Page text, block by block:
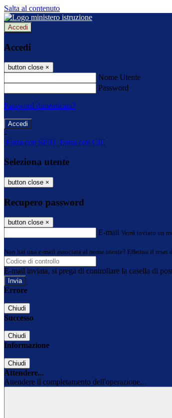
Salta al contenuto
Accedi
Accedi
button close ×
Nome Utente
Password
Password dimenticata?
-
Entra con SPID Entra con CIE
Seleziona utente
button close ×
Recupero password
button close ×
E-mail Verrà inviato un
Non hai una e-mail associata al nome utente? Effettua il reset
E-mail inviata, si prega di controllare la casella di
Errore
Chiudi
Successo
Chiudi
Informazione
Chiudi
Attendere...
Attendere il completamento dell'operazione...